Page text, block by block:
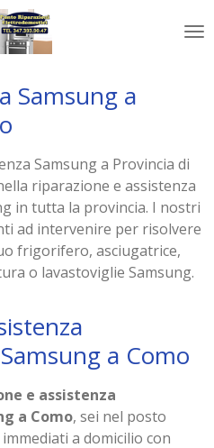
Samsung a
Samsung a Provincia di
riparazione e assistenza
in tutta la provincia. I nostri
ad intervenire per risolvere
frigorifero, asciugatrice,
o lavastoviglie Samsung.
a Como
e assistenza
a Como, sei nel posto
a domicilio con